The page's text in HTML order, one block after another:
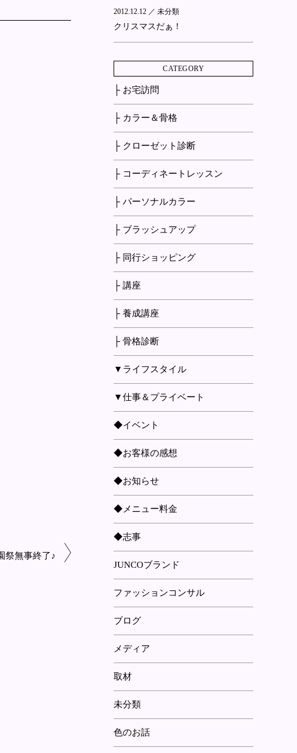
祭無事終了♪
2012.12.12 ／ 未分類
クリスマスだぁ！
CATEGORY
├ お宅訪問
├ カラー＆骨格
├ クローゼット診断
├ コーディネートレッスン
├ パーソナルカラー
├ ブラッシュアップ
├ 同行ショッピング
├ 講座
├ 養成講座
├ 骨格診断
▼ライフスタイル
▼仕事＆プライベート
◆イベント
◆お客様の感想
◆お知らせ
◆メニュー料金
◆志事
JUNCOブランド
ファッションコンサル
ブログ
メディア
取材
未分類
色のお話